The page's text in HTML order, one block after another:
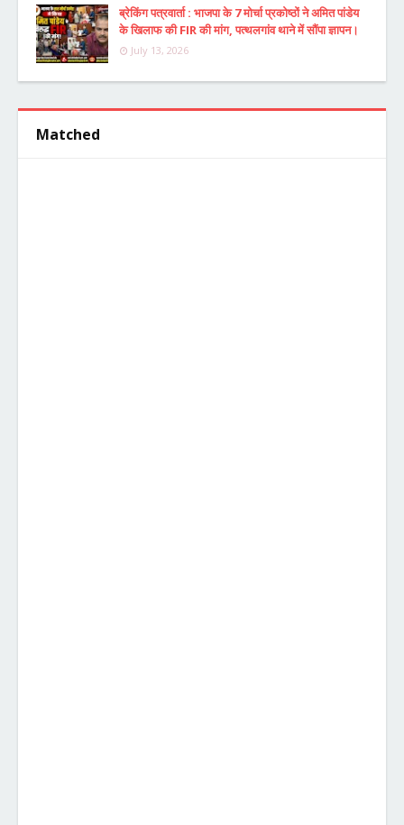
ब्रेकिंग पत्रवार्ता : भाजपा के 7 मोर्चा प्रकोष्ठों ने अमित पांडेय
के खिलाफ की FIR की मांग, पत्थलगांव थाने में सौंपा ज्ञापन।
July 13, 2026
Matched